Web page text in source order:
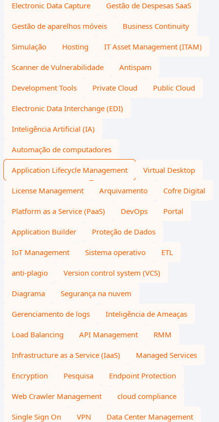
Electronic Data Capture Gestão de Despesas SaaS
Gestão de aparelhos móveis Business Continuity
Simulação Hosting IT Asset Management (ITAM)
Scanner de Vulnerabilidade Antispam
Development Tools Private Cloud Public Cloud
Electronic Data Interchange (EDI)
Inteligência Artificial (IA)
Automação de computadores
Application Lifecycle Management Virtual Desktop
License Management Arquivamento Cofre Digital
Platform as a Service (PaaS) DevOps Portal
Application Builder Proteção de Dados
IoT Management Sistema operativo ETL
anti-plagio Version control system (VCS)
Diagrama Segurança na nuvem
Gerenciamento de logs Inteligência de Ameaças
Load Balancing API Management RMM
Infrastructure as a Service (IaaS) Managed Services
Encryption Pesquisa Endpoint Protection
Web Crawler Management cloud compliance
Single Sign On VPN Data Center Management